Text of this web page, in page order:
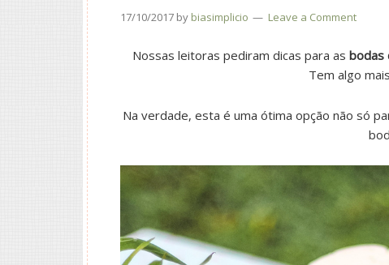
17/10/2017 by biasimplicio Leave a Comment
Nossas leitoras pediram dicas para as bodas
Tem algo
Na verdade, esta é uma ótima opção não só